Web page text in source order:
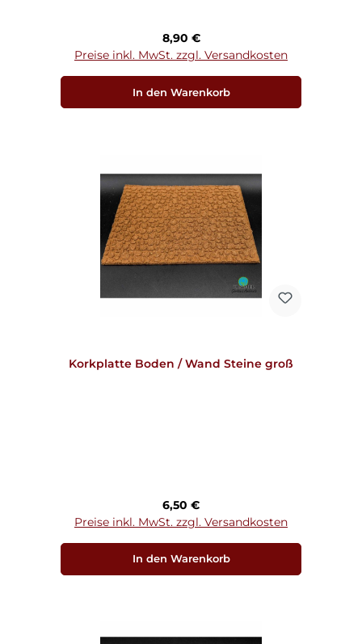
Regulärer Preis:
8,90 €
Preise inkl. MwSt. zzgl. Versandkosten
In den Warenkorb
Korkplatte Boden / Wand Steine groß
Regulärer Preis:
6,50 €
Preise inkl. MwSt. zzgl. Versandkosten
In den Warenkorb